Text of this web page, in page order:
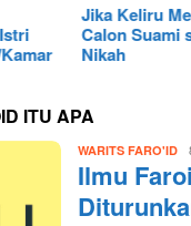
Jika Keliru
Calon Suami
Nikah
ITU APA
WARITS FARO'ID
Ilmu